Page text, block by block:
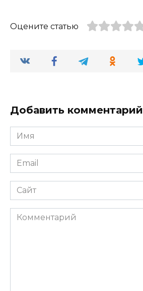
Оцените статью
Добавить комментарий
Имя
*
Email
*
Сайт
Комментарий